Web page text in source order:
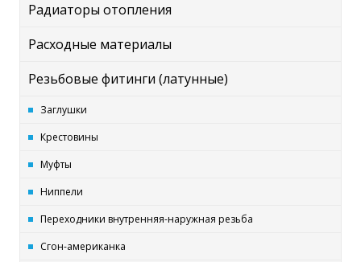
Радиаторы отопления
Расходные материалы
Резьбовые фитинги (латунные)
Заглушки
Крестовины
Муфты
Ниппели
Переходники внутренняя-наружная резьба
Сгон-американка